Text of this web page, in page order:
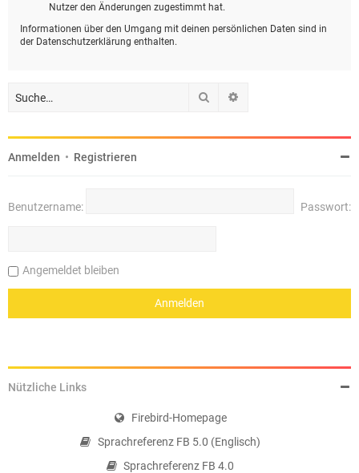
Nutzer den Änderungen zugestimmt hat.
Informationen über den Umgang mit deinen persönlichen Daten sind in
der Datenschutzerklärung enthalten.
Suche
Anmelden • Registrieren
Benutzername: Passwort:
Angemeldet bleiben
Nützliche Links
Firebird-Homepage
Sprachreferenz FB 5.0 (Englisch)
Sprachreferenz FB 4.0